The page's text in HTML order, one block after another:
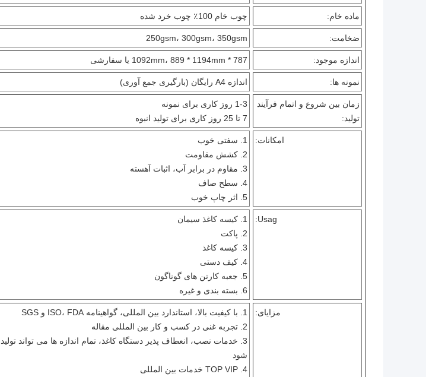
ماده خام: چوب خام 100٪ چوب خرد شده
ضخامت: 250gsm، 300gsm، 350gsm
اندازه موجود: 787 * 1092mm، 889 * 1194mm یا سفارشی
نمونه ها: اندازه A4 رایگان (بارگیری جمع آوری)
زمان بین شروع و اتمام فرآیند
تولید:
1-3 روز کاری برای نمونه
7 تا 25 روز کاری برای تولید انبوه
امکانات:
1. سفتی خوب
2. کشش مقاومت
3. مقاوم در برابر آب، اثبات آهسته
4. سطح صاف
5. اثر چاپ خوب
Usag:
1. کیسه کاغذ سیمان
2. پاکت
3. کیسه کاغذ
4. کیف دستی
5. جعبه کارتن های گوناگون
6. بسته بندی و غیره
مزایای:
1. با کیفیت بالا، استاندارد بین المللی، گواهینامه ISO، FDA و SGS
2. تجربه غنی در کسب و کار بین المللی مقاله
3. خدمات نصب، انعطاف پذیر دستگاه کاغذ، تمام اندازه ها می تواند تولید
شود
4. TOP VIP خدمات بین المللی